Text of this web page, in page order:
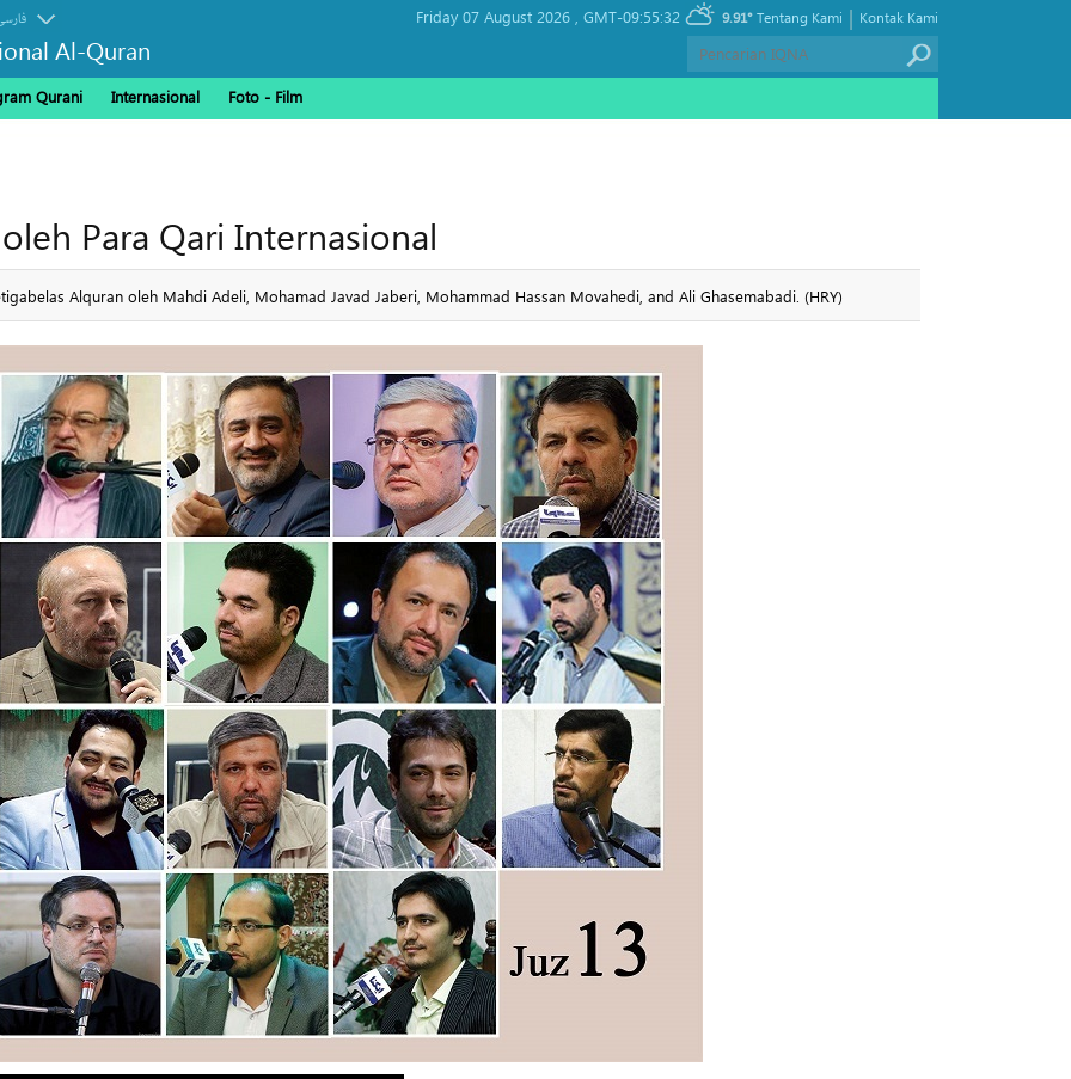
Al-Quran
Friday 07 August 2026 , GMT-09:55:32 9.91° Kontak Kami
|
Tentang Kami
Qurani Internasional Foto - Film
Para Qari Internasional
Alquran oleh Mahdi Adeli, Mohamad Javad Jaberi, Mohammad Hassan Movahedi, and Ali Ghasemabadi. (HRY)